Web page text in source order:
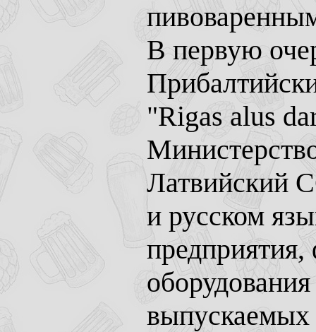
В первую
"Rigas alus
Латвийский
и русском
предприятия,
выпускаемых